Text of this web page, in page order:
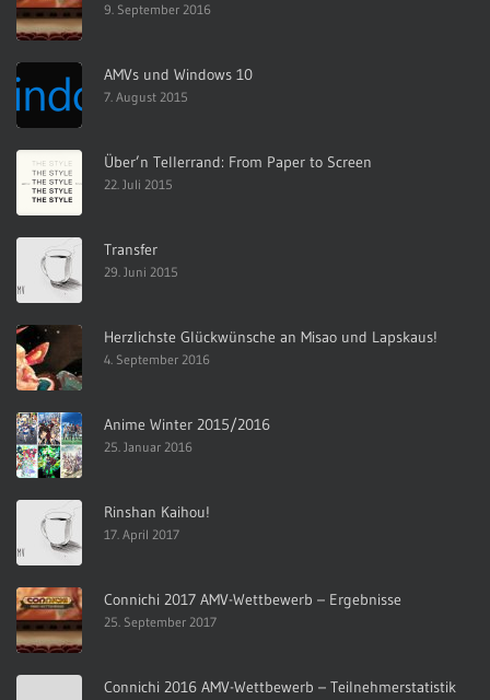
9. September 2016
AMVs und Windows 10
7. August 2015
Über’n Tellerrand: From Paper to Screen
22. Juli 2015
Transfer
29. Juni 2015
Herzlichste Glückwünsche an Misao und Lapskaus!
4. September 2016
Anime Winter 2015/2016
25. Januar 2016
Rinshan Kaihou!
17. April 2017
Connichi 2017 AMV-Wettbewerb – Ergebnisse
25. September 2017
Connichi 2016 AMV-Wettbewerb – Teilnehmerstatistik